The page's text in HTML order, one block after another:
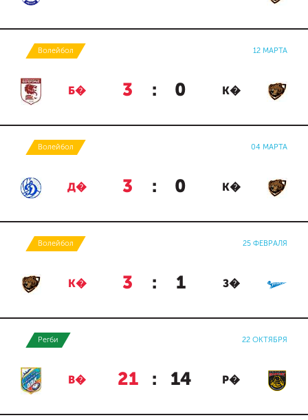
Волейбол 12 МАРТА
Б� 3 : 0 К�
Волейбол 04 МАРТА
Д� 3 : 0 К�
Волейбол 25 ФЕВРАЛЯ
К� 3 : 1 З�
Регби 22 ОКТЯБРЯ
В� 21 : 14 Р�